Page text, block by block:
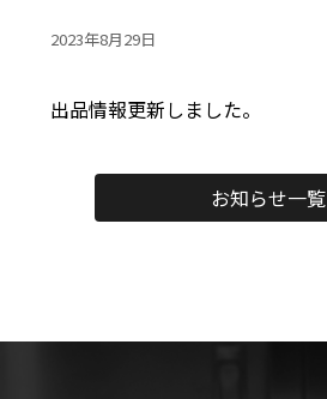
2023年8月29日
出品情報更新しました。
お知らせ一覧